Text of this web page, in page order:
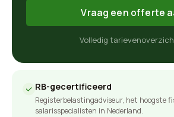
Vraag een offerte
Volledig
RB-gecertificeerd
Registerbelastingadviseur, het hoogste
salarisspecialisten in Nederland.